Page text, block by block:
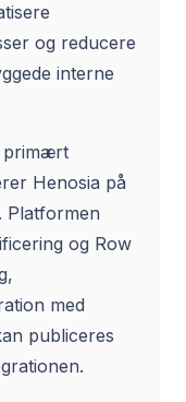
og reducere
interne
primært
Henosia på
Platformen
og Row
med
publiceres